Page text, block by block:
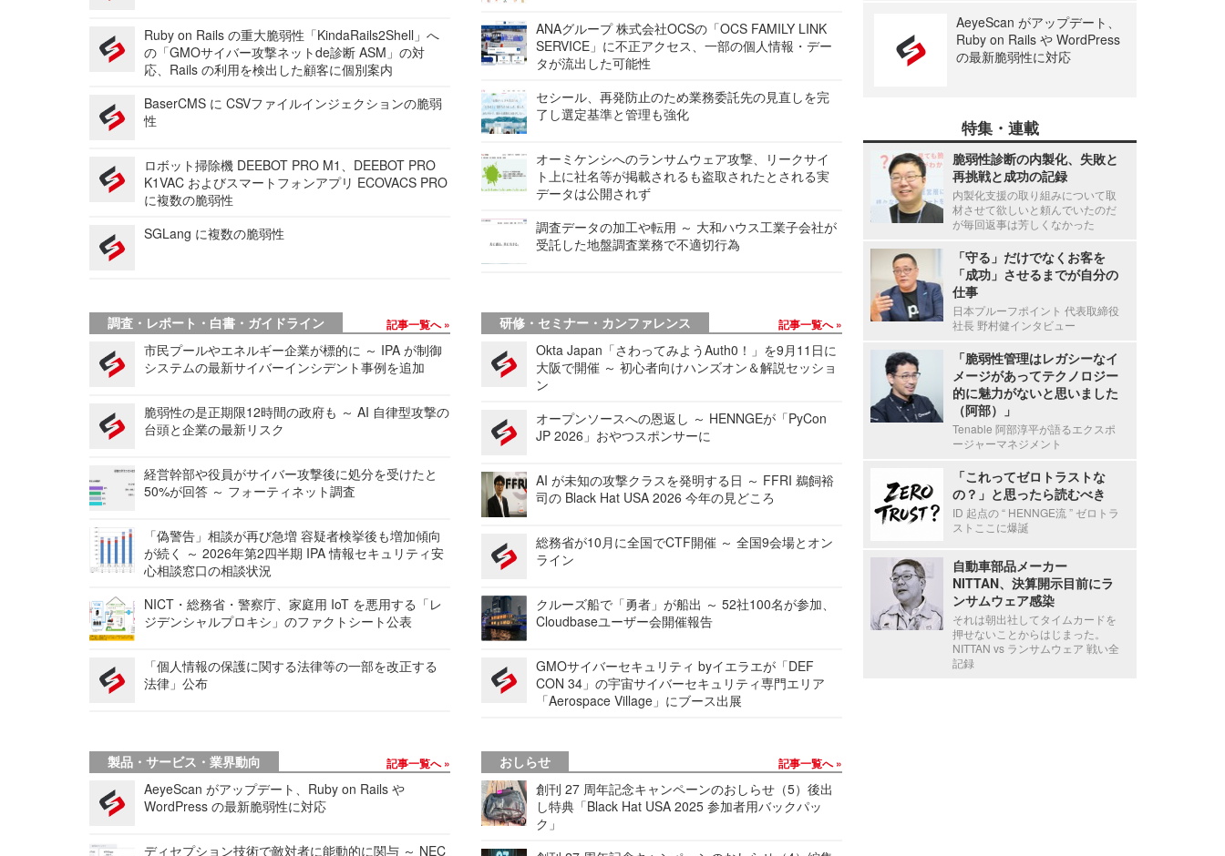
Ruby on Rails の重大脆弱性「KindaRails2Shell」へ
の「GMOサイバー攻撃ネットde診断 ASM」の対
応、Rails の利用を検出した顧客に個別案内
BaserCMS に CSVファイルインジェクションの脆弱
性
ロボット掃除機 DEEBOT PRO M1、DEEBOT PRO
K1VAC およびスマートフォンアプリ ECOVACS PRO
に複数の脆弱性
SGLang に複数の脆弱性
ANAグループ 株式会社OCSの「OCS FAMILY LINK
SERVICE」に不正アクセス、一部の個人情報・デー
タが流出した可能性
セシール、再発防止のため業務委託先の見直しを完
了し選定基準と管理も強化
オーミケンシへのランサムウェア攻撃、リークサイ
ト上に社名等が掲載されるも盗取されたとされる実
データは公開されず
調査データの加工や転用 ～ 大和ハウス工業子会社が
受託した地盤調査業務で不適切行為
調査・レポート・白書・ガイドライン 記事一覧へ
市民プールやエネルギー企業が標的に ～ IPA が制御
システムの最新サイバーインシデント事例を追加
脆弱性の是正期限12時間の政府も ～ AI 自律型攻撃の
台頭と企業の最新リスク
経営幹部や役員がサイバー攻撃後に処分を受けたと
50%が回答 ～ フォーティネット調査
「偽警告」相談が再び急増 容疑者検挙後も増加傾向
が続く ～ 2026年第2四半期 IPA 情報セキュリティ安
心相談窓口の相談状況
NICT・総務省・警察庁、家庭用 IoT を悪用する「レ
ジデンシャルプロキシ」のファクトシート公表
「個人情報の保護に関する法律等の一部を改正する
法律」公布
研修・セミナー・カンファレンス 記事一覧へ
Okta Japan「さわってみようAuth0！」を9月11日に
大阪で開催 ～ 初心者向けハンズオン＆解説セッショ
ン
オープンソースへの恩返し ～ HENNGEが「PyCon
JP 2026」おやつスポンサーに
AI が未知の攻撃クラスを発明する日 ～ FFRI 鵜飼裕
司の Black Hat USA 2026 今年の見どころ
総務省が10月に全国でCTF開催 ～ 全国9会場とオン
ライン
クルーズ船で「勇者」が船出 ～ 52社100名が参加、
Cloudbaseユーザー会開催報告
GMOサイバーセキュリティ byイエラエが「DEF
CON 34」の宇宙サイバーセキュリティ専門エリア
「Aerospace Village」にブース出展
製品・サービス・業界動向 記事一覧へ
AeyeScan がアップデート、Ruby on Rails や
WordPress の最新脆弱性に対応
ディセプション技術で敵対者に能動的に関与 ～ NEC
おしらせ 記事一覧へ
創刊 27 周年記念キャンペーンのおしらせ（5）後出
し特典「Black Hat USA 2025 参加者用バックパッ
ク」
AeyeScan がアップデート、
Ruby on Rails や WordPress
の最新脆弱性に対応
特集・連載
脆弱性診断の内製化、失敗と
再挑戦と成功の記録
内製化支援の取り組みについて取
材させて欲しいと頼んでいたのだ
が毎回返事は芳しくなかった
「守る」だけでなくお客を
「成功」させるまでが自分の
仕事
日本プルーフポイント 代表取締役
社長 野村健インタビュー
「脆弱性管理はレガシーなイ
メージがあってテクノロジー
的に魅力がないと思いました
（阿部）」
Tenable 阿部淳平が語るエクスポ
ージャーマネジメント
「これってゼロトラストな
の？」と思ったら読むべき
ID 起点の “ HENNGE流 ” ゼロトラ
ストここに爆誕
自動車部品メーカー
NITTAN、決算開示目前にラ
ンサムウェア感染
それは朝出社してタイムカードを
押せないことからはじまった。
NITTAN vs ランサムウェア 戦い全
記録